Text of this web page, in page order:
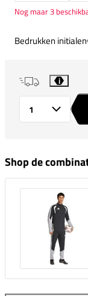
Nog maar 3
Bedrukken initialen
i
Shop de